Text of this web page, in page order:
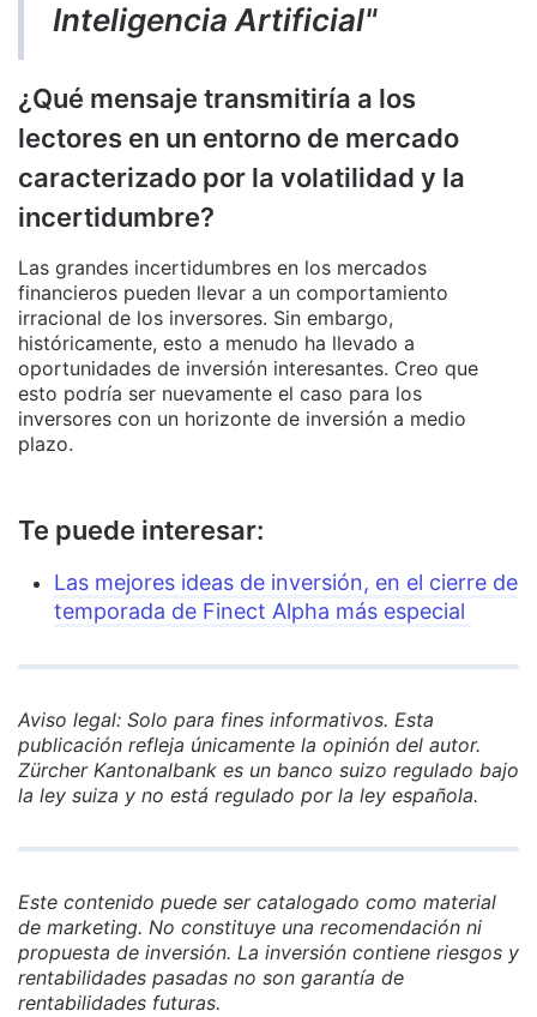
Inteligencia Artificial"
¿Qué mensaje transmitiría a los
lectores en un entorno de mercado
caracterizado por la volatilidad y la
incertidumbre?
Las grandes incertidumbres en los mercados
financieros pueden llevar a un comportamiento
irracional de los inversores. Sin embargo,
históricamente, esto a menudo ha llevado a
oportunidades de inversión interesantes. Creo que
esto podría ser nuevamente el caso para los
inversores con un horizonte de inversión a medio
plazo.
Te puede interesar:
Las mejores ideas de inversión, en el cierre de
temporada de Finect Alpha más especial
Aviso legal: Solo para fines informativos. Esta
publicación refleja únicamente la opinión del autor.
Zürcher Kantonalbank es un banco suizo regulado bajo
la ley suiza y no está regulado por la ley española.
Este contenido puede ser catalogado como material
de marketing. No constituye una recomendación ni
propuesta de inversión. La inversión contiene riesgos y
rentabilidades pasadas no son garantía de
rentabilidades futuras.